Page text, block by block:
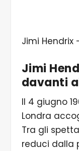
Jimi Hendrix
Jimi
davanti
Il 4 giugno
Londra
Tra gli
reduci dalla